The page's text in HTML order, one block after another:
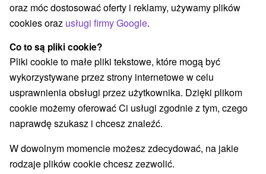
JEZIORA, JEZIORA, ZBIORNIKI WODNE
oraz móc dostosować oferty i reklamy, używamy plików
cookies oraz usługi firmy Google.
Co to są pliki cookie?
Pliki cookie to małe pliki tekstowe, które mogą być
wykorzystywane przez strony internetowe w celu
usprawnienia obsługi przez użytkownika. Dzięki plikom
cookie możemy oferować Ci usługi zgodnie z tym, czego
naprawdę szukasz i chcesz znaleźć.
W dowolnym momencie możesz zdecydować, na jakie
rodzaje plików cookie chcesz zezwolić.